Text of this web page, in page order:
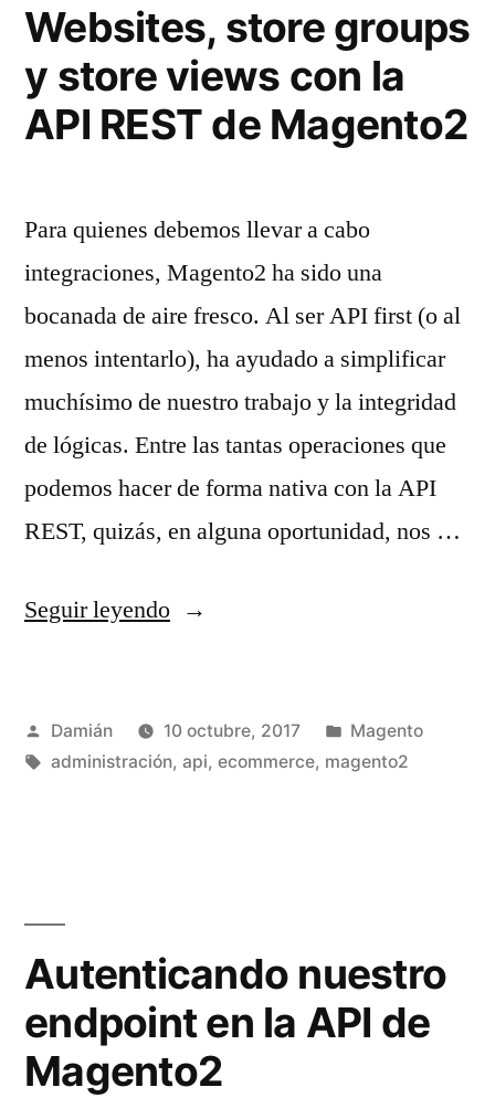
en
Magento2
Websites, store groups
y store views con la
API REST de Magento2
Para quienes debemos llevar a cabo
integraciones, Magento2 ha sido una
bocanada de aire fresco. Al ser API first (o al
menos intentarlo), ha ayudado a simplificar
muchísimo de nuestro trabajo y la integridad
de lógicas. Entre las tantas operaciones que
podemos hacer de forma nativa con la API
REST, quizás, en alguna oportunidad, nos …
Seguir leyendo«Websites,
y
store
REST
de
Magento2»
Publicado
por
Damián 10 octubre, 2017
Publicado
en
Magento
Etiquetas:
administración, api, ecommerce, magento2
Autenticando nuestro
endpoint en la API de
Magento2